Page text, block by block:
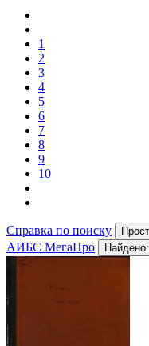
1
2
3
4
5
6
7
8
9
10
Справка по поиску
АИБС МегаПро
Найдено: